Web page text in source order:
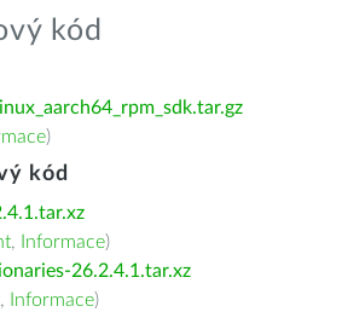
kód
)
kód
, Informace)
26.2.4.1.tar.xz
, Informace)